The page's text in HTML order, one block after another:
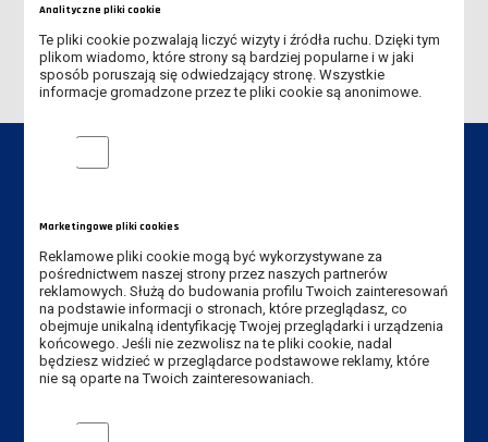
OFERTA STUDIÓW 2026/2027
Dane kontaktowe
Instytut Pedagogiczny
Akademia Nauk Stosowanych
im. Jana Amosa Komeńskiego w Lesznie
ul. Adama Mickiewicza 5, 64-100 Leszno
Analityczne pliki cookie
Te pliki cookie pozwalają liczyć wizyty i źródła ruchu. Dzięki tym
plikom wiadomo, które strony są bardziej popularne i w jaki
sposób poruszają się odwiedzający stronę. Wszystkie
informacje gromadzone przez te pliki cookie są anonimowe.
Analityczne pliki cookie
Marketingowe pliki cookies
Reklamowe pliki cookie mogą być wykorzystywane za
pośrednictwem naszej strony przez naszych partnerów
reklamowych. Służą do budowania profilu Twoich zainteresowań
na podstawie informacji o stronach, które przeglądasz, co
obejmuje unikalną identyfikację Twojej przeglądarki i urządzenia
końcowego. Jeśli nie zezwolisz na te pliki cookie, nadal
będziesz widzieć w przeglądarce podstawowe reklamy, które
nie są oparte na Twoich zainteresowaniach.
Marketingowe pliki cookies